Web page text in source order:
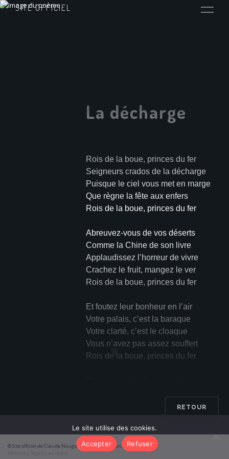
SITE OFFICIEL
La décharge
Rois de la boue, princes du fer
Seigneurs crados de la décharge
Puisque le ciel vous met en marge
Que règne la fête aux enfers
Rois de la boue, princes du fer
Abreuvez-vous de vos déserts
Comme la Chine de son livre
Applaudissez l’horreur de vivre
Crachez le fruit, mangez le ver
Rois de la boue, princes du fer
Et foutez leur bonheur en l’air
Votre palais, c’est la baraque
Votre clarté, c’est le cloaque
Vous n’avez pas assez souffert
Rois de la boue, princes du fer
Un rayon perce sous la fange
Rois de la boue, princes du fer
Pour qu’au fin fond, le der des ders
▼
RETOUR
© Site officiel de Claude Nougaro 2026 – Tous droits réservés
–
Le site utilise des cookies.
Accepter
Refuser